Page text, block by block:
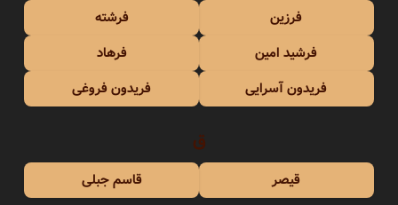
فرزین
فرشته
فرشید امین
فرهاد
فریدون آسرایی
فریدون فروغی
ق
قیصر قاسم جبلی